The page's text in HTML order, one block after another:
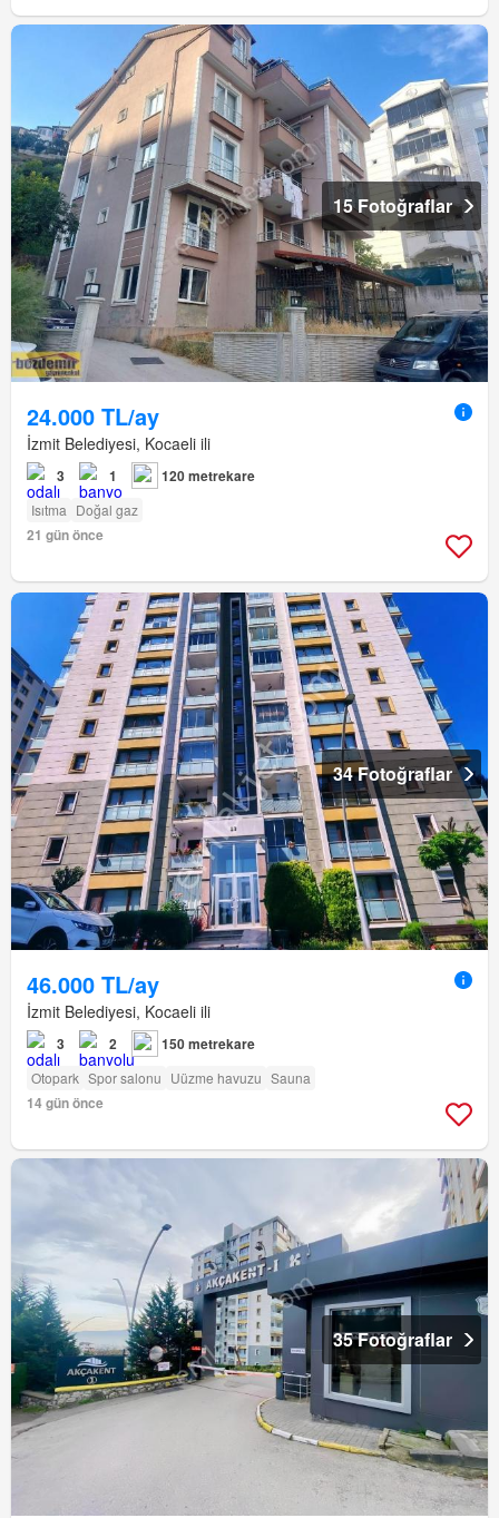
15 Fotoğraflar
24.000 TL/ay
İzmit Belediyesi, Kocaeli ili
3 1 120 metrekare
Isıtma Doğal gaz
21 gün önce
34 Fotoğraflar
46.000 TL/ay
İzmit Belediyesi, Kocaeli ili
3 2 150 metrekare
Otopark Spor salonu Uüzme havuzu Sauna
14 gün önce
35 Fotoğraflar